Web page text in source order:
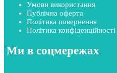
Умови використання
Публічна оферта
Політика повернення
Політика конфіденційності
Ми в соцмережах